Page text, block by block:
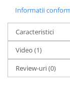
Informatii
Caracteristici
Video (1)
Review-uri(0)